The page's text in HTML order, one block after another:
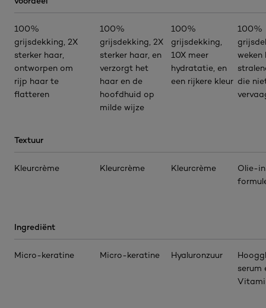
100%
grijsdekking, 2X
sterker haar,
ontworpen om
rijp haar te
flatteren
Textuur
Kleurcrème
Ingrediënt
Micro-keratine
100%
grijsdekking, 2X
sterker haar, en
verzorgt het
haar en de
hoofdhuid op
milde wijze
Kleurcrème
Micro-keratine
100%
grijsdekking,
10X meer
hydratatie, en
een rijkere kleur
Kleurcrème
Hyaluronzuur
100%
weken
die
Olie-
serum